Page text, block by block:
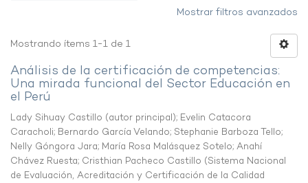
Mostrar filtros avanzados
Mostrando ítems 1-1 de 1
Análisis de la certificación de competencias:
Una mirada funcional del Sector Educación en
el Perú
Lady Sihuay Castillo (autor principal); Evelin Catacora
Caracholi; Bernardo García Velando; Stephanie Barboza Tello;
Nelly Góngora Jara; María Rosa Malásquez Sotelo; Anahí
Chávez Ruesta; Cristhian Pacheco Castillo (Sistema Nacional
de Evaluación, Acreditación y Certificación de la Calidad